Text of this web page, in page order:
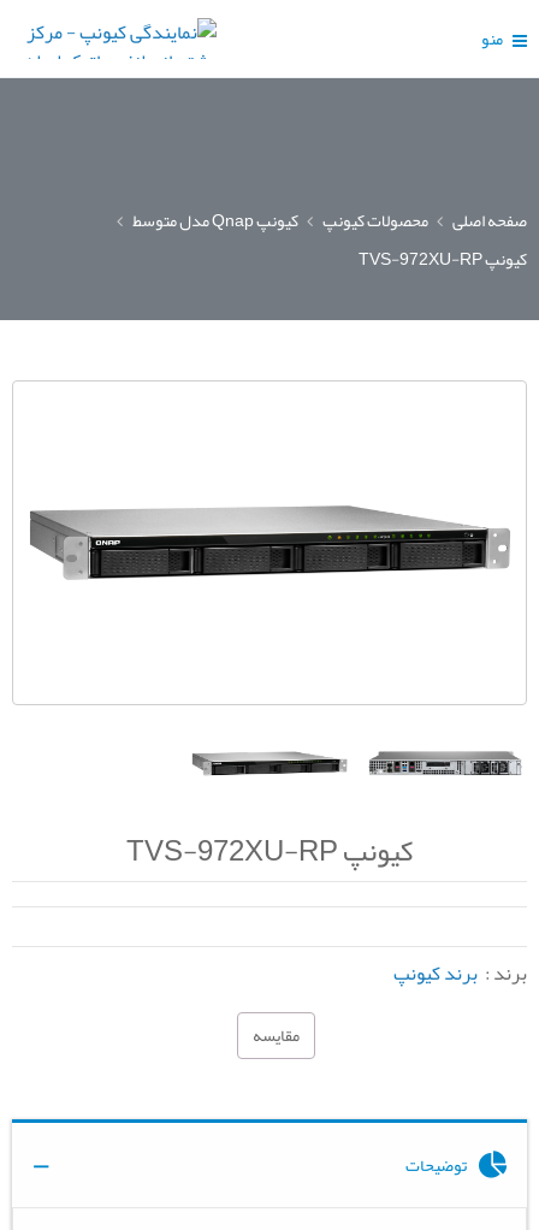
منو
صفحه اصلی محصولات کیونپ
کیونپ Qnap مدل متوسط
کیونپ TVS-972XU-RP
کیونپ TVS-972XU-RP
برند : برند کیونپ
مقایسه
توضیحات